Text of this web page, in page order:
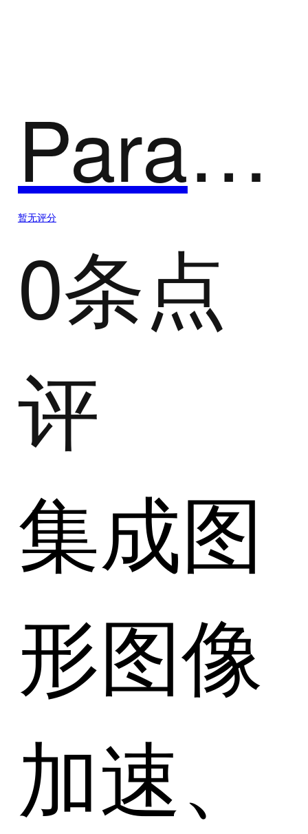
Paratera CAX Cloud设计仿真云
暂无评分
0条点
评
集成图
形图像
加速、